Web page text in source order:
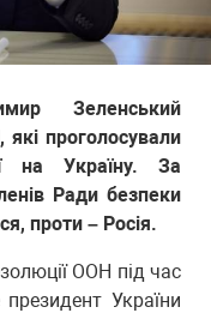
Зеленський
проголосували
на Україну. За
Ради безпеки
проти – Росія.
ООН під час
України